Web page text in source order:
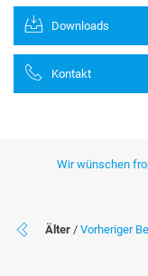
Downloads
Kontakt
Wir wünschen
Älter / Vorheriger